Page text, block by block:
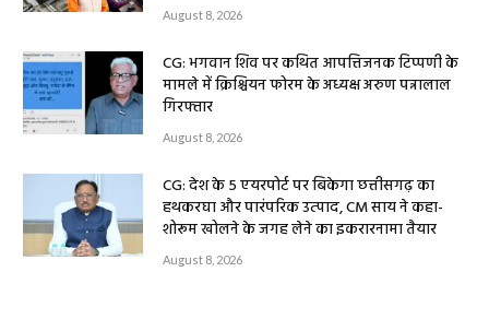
August 8, 2026
CG: भगवान शिव पर कथित आपत्तिजनक टिप्पणी के
मामले में क्रिश्चियन फोरम के अध्यक्ष अरुण पन्नालाल
गिरफ्तार
August 8, 2026
CG: देश के 5 एयरपोर्ट पर बिकेगा छत्तीसगढ़ का
हथकरघा और पारंपरिक उत्पाद, CM साय ने कहा-
शोरूम खोलने के जगह लेने का इकरारनामा तैयार
August 8, 2026